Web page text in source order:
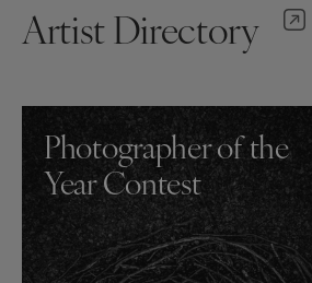
Artist Directory
Photographer of the
Year Contest